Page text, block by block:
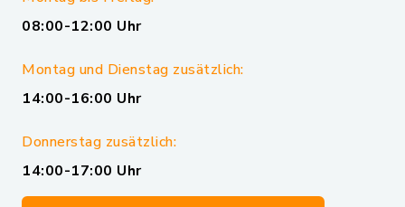
08:00-12:00 Uhr
Montag und Dienstag zusätzlich:
14:00-16:00 Uhr
Donnerstag zusätzlich:
14:00-17:00 Uhr